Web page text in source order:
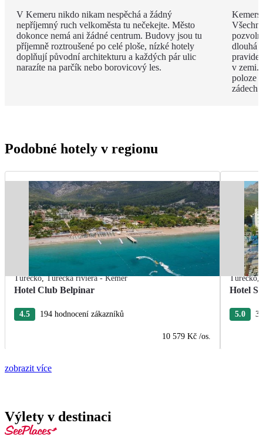
V Kemeru nikdo nikam nespěchá a žádný
nepříjemný ruch velkoměsta tu nečekejte. Město
dokonce nemá ani žádné centrum. Budovy jsou tu
příjemně roztroušené po celé ploše, nízké hotely
doplňují původní architekturu a každých pár ulic
narazíte na parčík nebo borovicový les.
dlouhá
v zemi.
poloze
zádech.
Podobné hotely v regionu
Turecko,Turecká riviéra - Kemer
Hotel Club Belpinar
4.5 194 hodnocení zákazníků
10 579 Kč /os.
Turecko,
Hotel
5.0
zobrazit více
Výlety v destinaci